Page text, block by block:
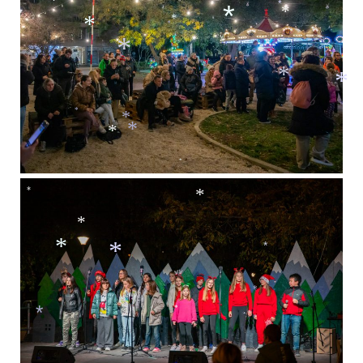
*
*
*
*
*
*
*
*
*
*
*
*
*
*
*
*
*
*
*
*
*
*